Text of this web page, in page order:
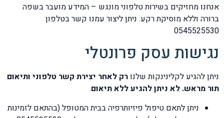
אנחנו מחזיקים בשירות טלפוני מונגש – המידע מועבר בשפה
ברורה וללא מוסיקת רקע. ניתן ליצור עמנו קשר בטלפון
0545525530
נגישות עסק פרונטלי
ניתן להגיע לקלינינקות שלנורק לאחר יצירת קשר טלפוני ותיאום
תור מראש. לא ניתן להגיע ללא תיאום.
ניתן לתאם טיפול פיזיותרפיה בבית המטופל (בהתאם לזמינות